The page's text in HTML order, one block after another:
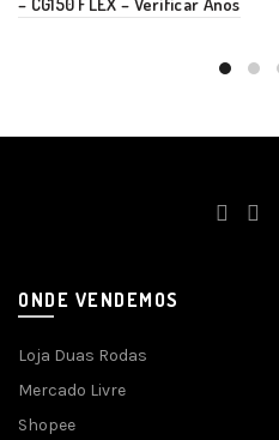
– CG150 FLEX – Verificar Anos
ONDE VENDEMOS
Loja Duas Rodas
Mercado Livre
Shopee